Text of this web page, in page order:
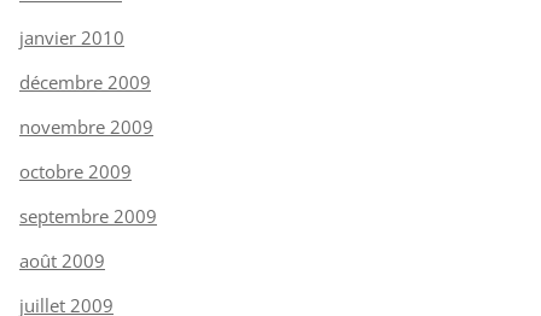
janvier 2010
décembre 2009
novembre 2009
octobre 2009
septembre 2009
août 2009
juillet 2009